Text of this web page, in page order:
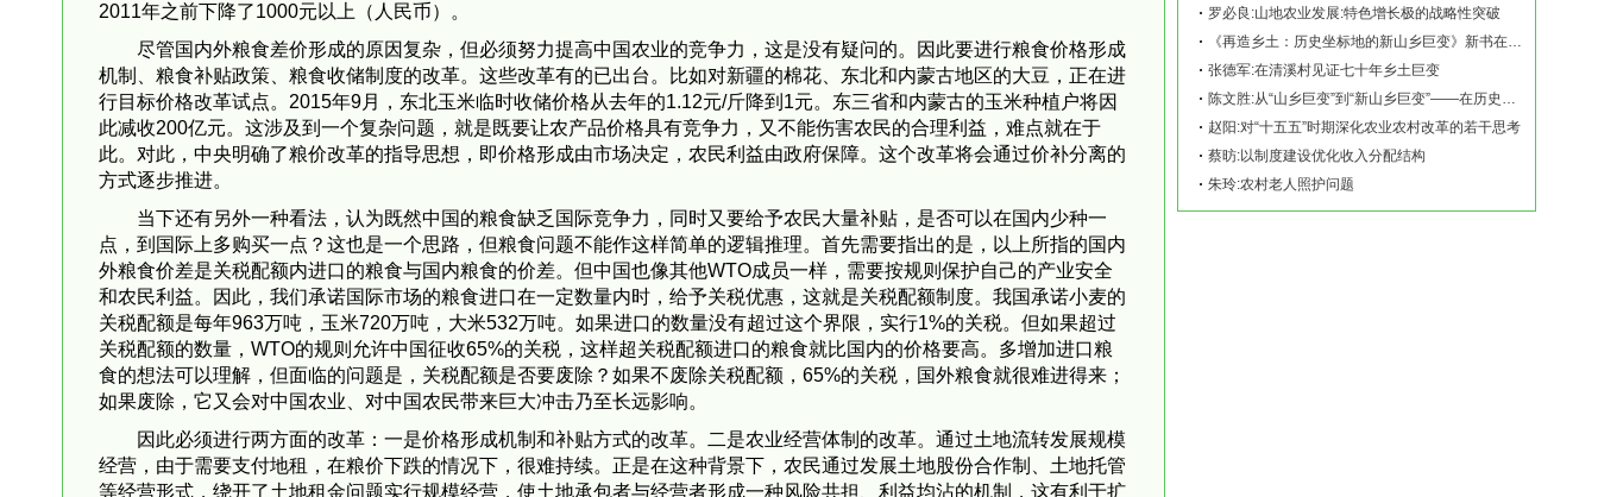
2011年之前下降了1000元以上（人民币）。
尽管国内外粮食差价形成的原因复杂，但必须努力提高中国农业的竞争力，这是没有疑问的。因此要进行粮食价格形成
机制、粮食补贴政策、粮食收储制度的改革。这些改革有的已出台。比如对新疆的棉花、东北和内蒙古地区的大豆，正在进
行目标价格改革试点。2015年9月，东北玉米临时收储价格从去年的1.12元/斤降到1元。东三省和内蒙古的玉米种植户将因
此减收200亿元。这涉及到一个复杂问题，就是既要让农产品价格具有竞争力，又不能伤害农民的合理利益，难点就在于
此。对此，中央明确了粮价改革的指导思想，即价格形成由市场决定，农民利益由政府保障。这个改革将会通过价补分离的
方式逐步推进。
当下还有另外一种看法，认为既然中国的粮食缺乏国际竞争力，同时又要给予农民大量补贴，是否可以在国内少种一
点，到国际上多购买一点？这也是一个思路，但粮食问题不能作这样简单的逻辑推理。首先需要指出的是，以上所指的国内
外粮食价差是关税配额内进口的粮食与国内粮食的价差。但中国也像其他WTO成员一样，需要按规则保护自己的产业安全
和农民利益。因此，我们承诺国际市场的粮食进口在一定数量内时，给予关税优惠，这就是关税配额制度。我国承诺小麦的
关税配额是每年963万吨，玉米720万吨，大米532万吨。如果进口的数量没有超过这个界限，实行1%的关税。但如果超过
关税配额的数量，WTO的规则允许中国征收65%的关税，这样超关税配额进口的粮食就比国内的价格要高。多增加进口粮
食的想法可以理解，但面临的问题是，关税配额是否要废除？如果不废除关税配额，65%的关税，国外粮食就很难进得来；
如果废除，它又会对中国农业、对中国农民带来巨大冲击乃至长远影响。
因此必须进行两方面的改革：一是价格形成机制和补贴方式的改革。二是农业经营体制的改革。通过土地流转发展规模
经营，由于需要支付地租，在粮价下跌的情况下，很难持续。正是在这种背景下，农民通过发展土地股份合作制、土地托管
等经营形式，绕开了土地租金问题实行规模经营，使土地承包者与经营者形成一种风险共担、利益均沾的机制，这有利于扩
罗必良:山地农业发展:特色增长极的战略性突破
《再造乡土：历史坐标地的新山乡巨变》新书在赫山清溪村首发
张德军:在清溪村见证七十年乡土巨变
陈文胜:从“山乡巨变”到“新山乡巨变”——在历史坐标地观察中国乡村现代化
赵阳:对“十五五”时期深化农业农村改革的若干思考
蔡昉:以制度建设优化收入分配结构
朱玲:农村老人照护问题